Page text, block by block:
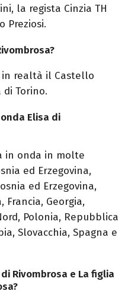
la regista Cinzia TH
Preziosi.
in realtà il Castello
di Torino.
Elisa di
in onda in molte
ed Erzegovina,
ed Erzegovina,
Francia, Georgia,
Polonia, Repubblica
Slovacchia, Spagna e
Rivombrosa e La figlia